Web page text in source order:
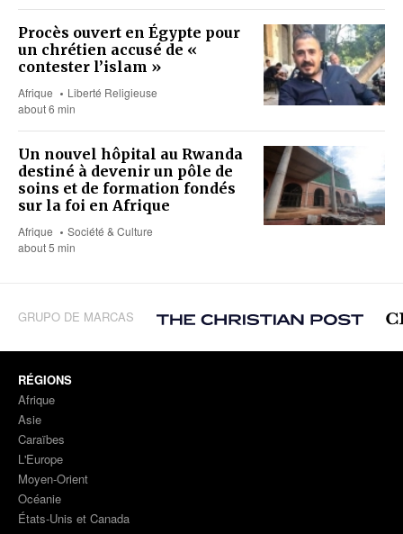
Procès ouvert en Égypte pour
un chrétien accusé de «
contester l’islam »
Afrique
Liberté Religieuse
about 6 min
Un nouvel hôpital au Rwanda
destiné à devenir un pôle de
soins et de formation fondés
sur la foi en Afrique
Afrique
Société & Culture
about 5 min
GRUPO DE MARCAS
RÉGIONS
Afrique
Asie
Caraïbes
L'Europe
Moyen-Orient
Océanie
États-Unis et Canada